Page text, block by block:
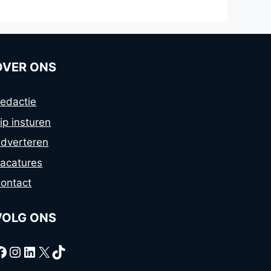
ONS
insturen
ONS
Instagram
LinkedIn
X TikTok